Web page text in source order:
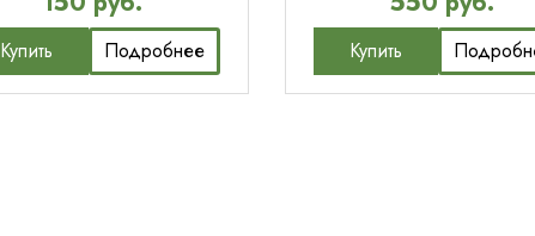
Купить Подробнее Купить